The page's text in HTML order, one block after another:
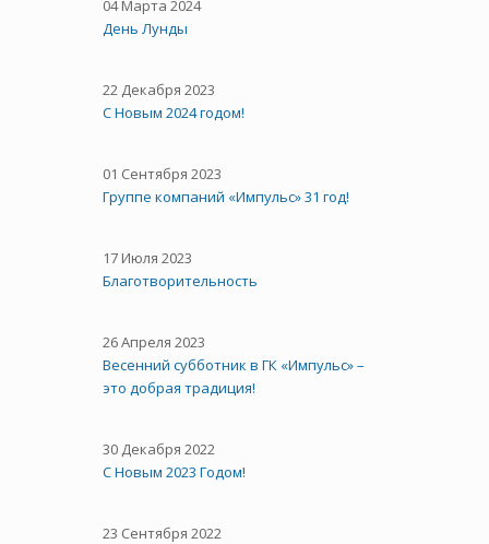
04 Марта 2024
День Лунды
22 Декабря 2023
С Новым 2024 годом!
01 Сентября 2023
Группе компаний «Импульс» 31 год!
17 Июля 2023
Благотворительность
26 Апреля 2023
Весенний субботник в ГК «Импульс» –
это добрая традиция!
30 Декабря 2022
С Новым 2023 Годом!
23 Сентября 2022